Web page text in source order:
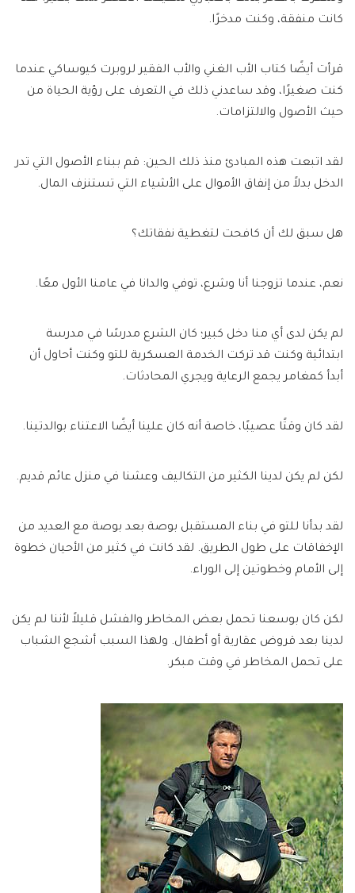
كانت منفقة، وكنت مدخرًا.
قرأت أيضًا كتاب الأب الغني والأب الفقير لروبرت كيوساكي عندما
كنت صغيرًا، وقد ساعدني ذلك في التعرف على رؤية الحياة من
حيث الأصول والالتزامات.
لقد اتبعت هذه المبادئ منذ ذلك الحين: قم ببناء الأصول التي تدر
الدخل بدلاً من إنفاق الأموال على الأشياء التي تستنزف المال.
هل سبق لك أن كافحت لتغطية نفقاتك؟
نعم، عندما تزوجنا أنا وشرع، توفي والدانا في عامنا الأول معًا.
لم يكن لدى أي منا دخل كبير؛ كان الشرع مدرسًا في مدرسة
ابتدائية وكنت قد تركت الخدمة العسكرية للتو وكنت أحاول أن
أبدأ كمغامر يجمع الرعاية ويجري المحادثات.
لقد كان وقتًا عصيبًا، خاصة أنه كان علينا أيضًا الاعتناء بوالدتينا.
لكن لم يكن لدينا الكثير من التكاليف وعشنا في منزل عائم قديم.
لقد بدأنا للتو في بناء المستقبل بوصة بعد بوصة مع العديد من
الإخفاقات على طول الطريق. لقد كانت في كثير من الأحيان خطوة
إلى الأمام وخطوتين إلى الوراء.
لكن كان بوسعنا تحمل بعض المخاطر والفشل قليلاً لأننا لم يكن
لدينا بعد قروض عقارية أو أطفال. ولهذا السبب أشجع الشباب
على تحمل المخاطر في وقت مبكر.